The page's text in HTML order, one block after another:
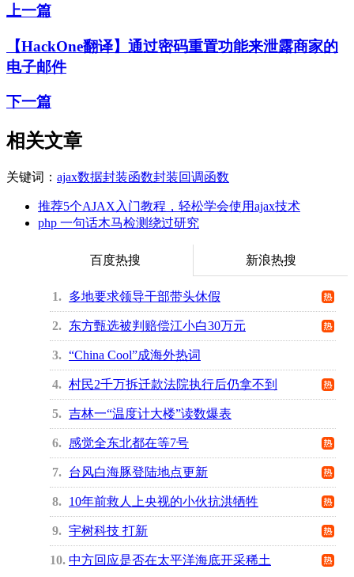
上一篇
【HackOne翻译】通过密码重置功能来泄露商家的
电子邮件
下一篇
相关文章
关键词： ajax数据封装函数封装回调函数
推荐5个AJAX入门教程，轻松学会使用ajax技术
php 一句话木马检测绕过研究
百度热搜 新浪热搜
1 多地要求领导干部带头休假
2 东方甄选被判赔偿江小白30万元
3 “China Cool”成海外热词
4 村民2千万拆迁款法院执行后仍拿不到
5 吉林一“温度计大楼”读数爆表
6 感觉全东北都在等7号
7 台风白海豚登陆地点更新
8 10年前救人上央视的小伙抗洪牺牲
9 宇树科技 打新
10 中方回应是否在太平洋海底开采稀土